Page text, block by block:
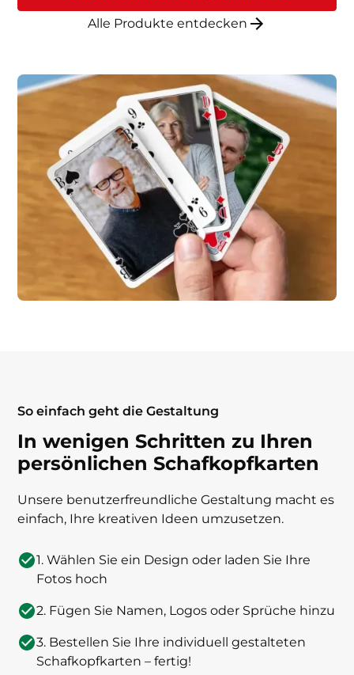
Alle Produkte entdecken
So einfach geht die Gestaltung
In wenigen Schritten zu Ihren
persönlichen Schafkopfkarten
Unsere benutzerfreundliche Gestaltung macht es
einfach, Ihre kreativen Ideen umzusetzen.
1. Wählen Sie ein Design oder laden Sie Ihre
Fotos hoch
2. Fügen Sie Namen, Logos oder Sprüche hinzu
3. Bestellen Sie Ihre individuell gestalteten
Schafkopfkarten – fertig!